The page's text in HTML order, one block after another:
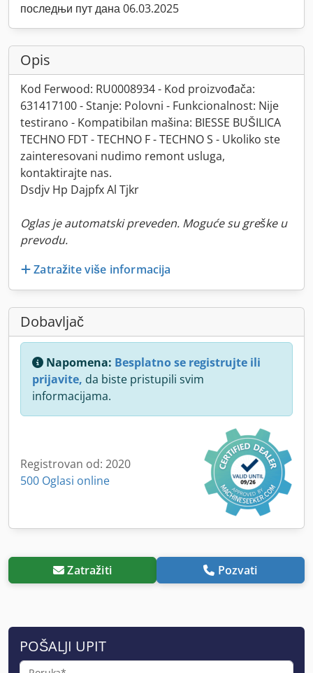
последњи пут дана 06.03.2025
Opis
Kod Ferwood: RU0008934 - Kod proizvođača:
631417100 - Stanje: Polovni - Funkcionalnost: Nije
testirano - Kompatibilan mašina: BIESSE BUŠILICA
TECHNO FDT - TECHNO F - TECHNO S - Ukoliko ste
zainteresovani nudimo remont usluga,
kontaktirajte nas.
Dsdjv Hp Dajpfx Al Tjkr
Oglas je automatski preveden. Moguće su greške u
prevodu.
Zatražite više informacija
Dobavljač
Napomena: Besplatno se registrujte ili
prijavite, da biste pristupili svim
informacijama.
Registrovan od: 2020
500 Oglasi online
Zatražiti Pozvati
POŠALJI UPIT